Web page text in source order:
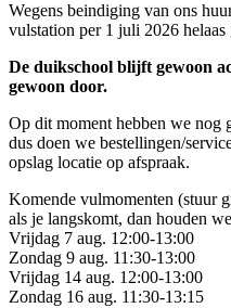
Wegens beindiging van ons
vulstation per 1 juli 2026 helaas
De duikschool blijft gewoon
gewoon door.
Op dit moment hebben we nog
dus doen we bestellingen/
opslag locatie op afspraak.
Komende vulmomenten (stuur
als je langskomt, dan houden
Vrijdag 7 aug. 12:00-13:00
Zondag 9 aug. 11:30-13:00
Vrijdag 14 aug. 12:00-13:00
Zondag 16 aug. 11:30-13:15